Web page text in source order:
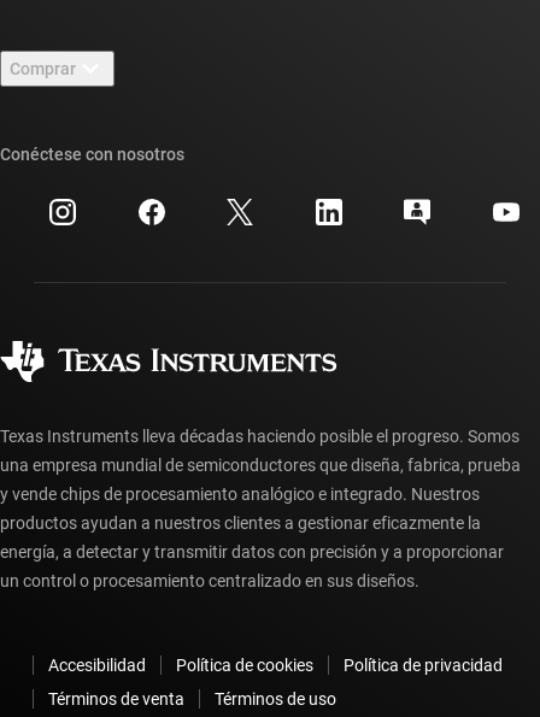
Sala de redacción
Eventos
Relaciones con los inversionistas
Foros de soporte de diseño de TI E2E™
Búsqueda de referencias cruzadas
Centro de atención al cliente
Preguntas frecuentes sobre la cuenta myTI
Comprar
Preguntas frecuentes sobre pedidos
Conéctese con nosotros
Texas Instruments lleva décadas haciendo posible el progreso. Somos
una empresa mundial de semiconductores que diseña, fabrica, prueba
y vende chips de procesamiento analógico e integrado. Nuestros
productos ayudan a nuestros clientes a gestionar eficazmente la
energía, a detectar y transmitir datos con precisión y a proporcionar
un control o procesamiento centralizado en sus diseños.
Accesibilidad Política de cookies
Política de privacidad
Términos de venta
Términos de uso